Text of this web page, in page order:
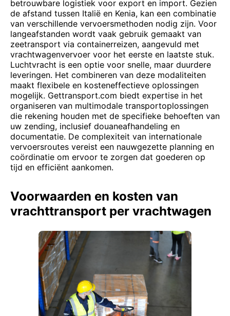
betrouwbare logistiek voor export en import. Gezien
de afstand tussen Italië en Kenia, kan een combinatie
van verschillende vervoersmethoden nodig zijn. Voor
langeafstanden wordt vaak gebruik gemaakt van
zeetransport via containerreizen, aangevuld met
vrachtwagenvervoer voor het eerste en laatste stuk.
Luchtvracht is een optie voor snelle, maar duurdere
leveringen. Het combineren van deze modaliteiten
maakt flexibele en kosteneffectieve oplossingen
mogelijk. Gettransport.com biedt expertise in het
organiseren van multimodale transportoplossingen
die rekening houden met de specifieke behoeften van
uw zending, inclusief douaneafhandeling en
documentatie. De complexiteit van internationale
vervoersroutes vereist een nauwgezette planning en
coördinatie om ervoor te zorgen dat goederen op
tijd en efficiënt aankomen.
Voorwaarden en kosten van
vrachttransport per vrachtwagen